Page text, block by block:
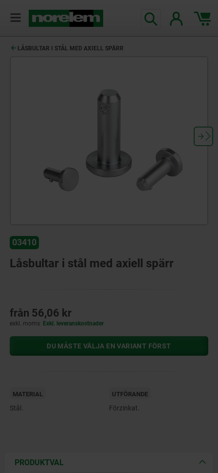
LÅSBULTAR I STÅL MED AXIELL SPÄRR
03410
Låsbultar i stål med axiell spärr
från 56,06 kr
exkl. moms Exkl. leveranskostnader
DU MÅSTE VÄLJA EN VARIANT FÖRST
MATERIAL
Stål.
UTFÖRANDE
Förzinkat.
PRODUKTVAL